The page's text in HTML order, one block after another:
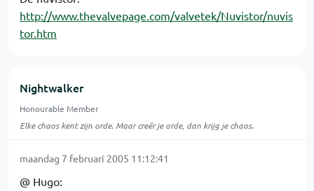
http://www.thevalvepage.com/valvetek/Nuvistor/nuvis
tor.htm
Nightwalker
Honourable Member
Elke chaos kent zijn orde. Maar creër je orde, dan krijg je chaos.
maandag 7 februari 2005 11:12:41
@ Hugo: